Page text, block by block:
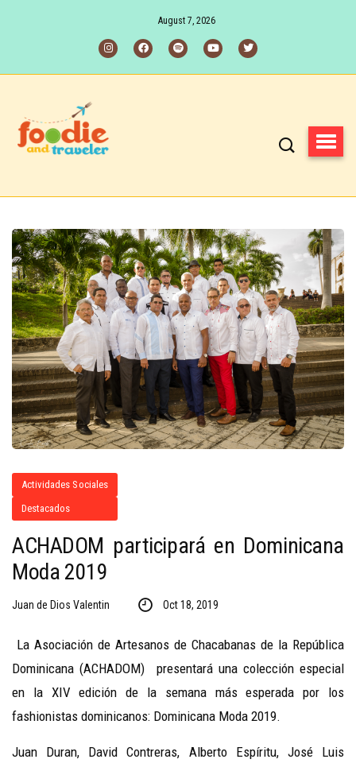
August 7, 2026
Actividades Sociales
Destacados
ACHADOM participará en Dominicana
Moda 2019
Juan de Dios Valentin Oct 18, 2019
La Asociación de Artesanos de Chacabanas de la República
Dominicana (ACHADOM) presentará una colección especial
en la XIV edición de la semana más esperada por los
fashionistas dominicanos: Dominicana Moda 2019.
Juan Duran, David Contreras, Alberto Espíritu, José Luis